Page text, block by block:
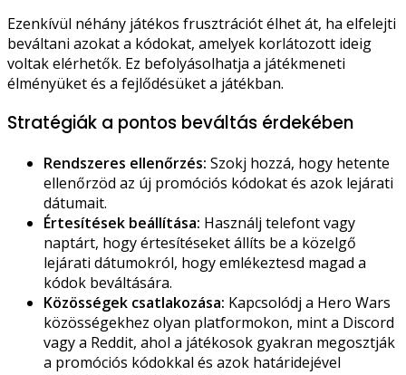
Ezenkívül néhány játékos frusztrációt élhet át, ha elfelejti
beváltani azokat a kódokat, amelyek korlátozott ideig
voltak elérhetők. Ez befolyásolhatja a játékmeneti
élményüket és a fejlődésüket a játékban.
Stratégiák a pontos beváltás érdekében
Rendszeres ellenőrzés: Szokj hozzá, hogy hetente
ellenőrzöd az új promóciós kódokat és azok lejárati
dátumait.
Értesítések beállítása: Használj telefont vagy
naptárt, hogy értesítéseket állíts be a közelgő
lejárati dátumokról, hogy emlékeztesd magad a
kódok beváltására.
Közösségek csatlakozása: Kapcsolódj a Hero Wars
közösségekhez olyan platformokon, mint a Discord
vagy a Reddit, ahol a játékosok gyakran megosztják
a promóciós kódokkal és azok határidejével